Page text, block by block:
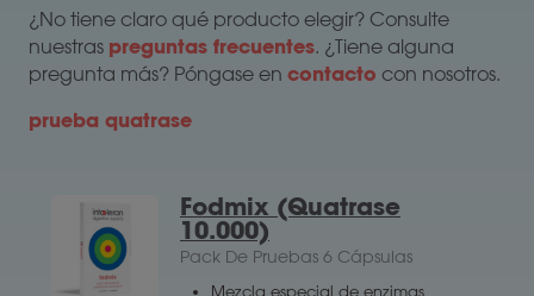
¿No tiene claro qué producto elegir? Consulte
nuestras preguntas frecuentes. ¿Tiene alguna
pregunta más? Póngase en contacto con nosotros.
prueba quatrase
Fodmix (Quatrase
10.000)
Pack De Pruebas 6 Cápsulas
Mezcla especial de enzimas